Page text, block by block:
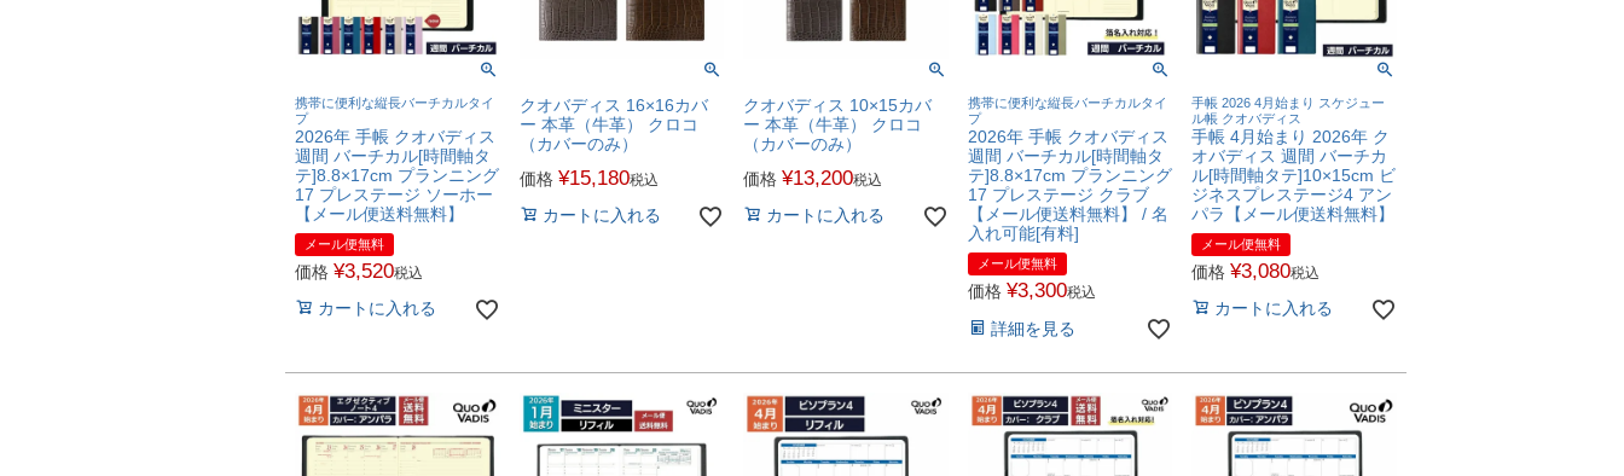
携帯に便利な縦長バーチカルタイ
プ
2026年 手帳 クオバディス
週間 バーチカル[時間軸タ
テ]8.8×17cm プランニング
17 プレステージ ソーホー
【メール便送料無料】
メール便無料
価格 ¥3,520税込
カートに入れる
クオバディス 16×16カバ
ー 本革（牛革） クロコ
（カバーのみ）
価格 ¥15,180税込
カートに入れる
クオバディス 10×15カバ
ー 本革（牛革） クロコ
（カバーのみ）
価格 ¥13,200税込
カートに入れる
携帯に便利な縦長バーチカルタイ
プ
2026年 手帳 クオバディス
週間 バーチカル[時間軸タ
テ]8.8×17cm プランニング
17 プレステージ クラブ
【メール便送料無料】 / 名
入れ可能[有料]
メール便無料
価格 ¥3,300税込
詳細を見る
手帳 2026 4月始まり スケジュー
ル帳 クオバディス
手帳 4月始まり 2026年 ク
オバディス 週間 バーチカ
ル[時間軸タテ]10×15cm ビ
ジネスプレステージ4 アン
パラ【メール便送料無料】
メール便無料
価格 ¥3,080税込
カートに入れる